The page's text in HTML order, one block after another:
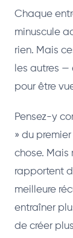
Chaque
minuscule
rien. Mais
les autres —
pour être
Pensez-y
» du
chose. Mais
rapportent
meilleure
entraîner
de créer